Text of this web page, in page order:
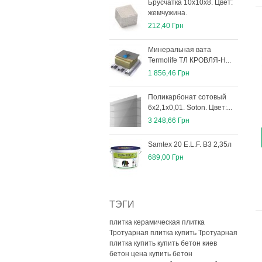
Брусчатка 10х10х8. Цвет:
жемчужина.
212,40 Грн
Минеральная вата
Termolife ТЛ КРОВЛЯ-Н...
1 856,46 Грн
Поликарбонат сотовый
6х2,1х0,01. Soton. Цвет:...
3 248,66 Грн
Samtex 20 E.L.F. B3 2,35л
689,00 Грн
ТЭГИ
плитка керамическая плитка
Тротуарная плитка купить Тротуарная
плитка купить купить бетон киев
бетон цена купить бетон